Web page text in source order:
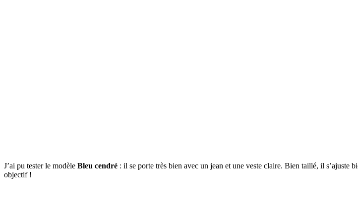
J’ai pu tester le modèle Bleu cendré : il se porte très bien avec un jean et une veste claire. Bien taillé, il s’ajuste
objectif !